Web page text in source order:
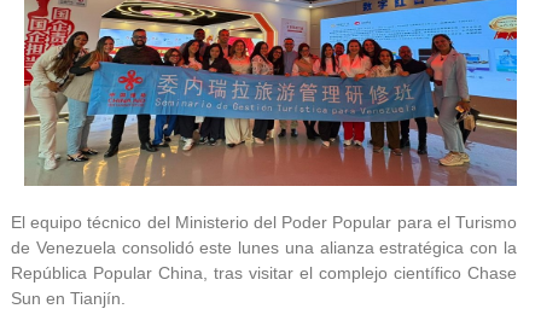
El equipo técnico del Ministerio del Poder Popular para el Turismo
de Venezuela consolidó este lunes una alianza estratégica con la
República Popular China, tras visitar el complejo científico Chase
Sun en Tianjín.